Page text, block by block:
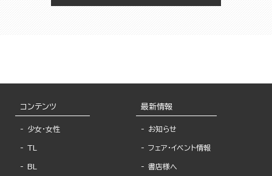
コンテンツ
少女・女性
TL
BL
最新情報
お知らせ
フェア・イベント情報
書店様へ